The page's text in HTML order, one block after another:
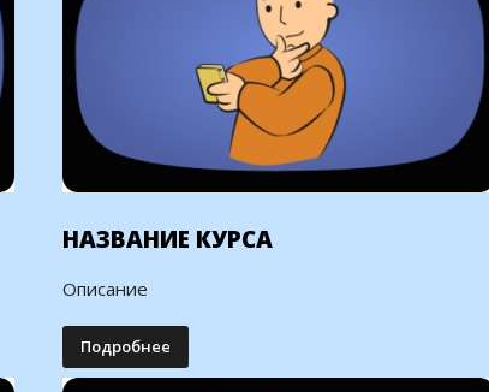
НАЗВАНИЕ КУРСА
Описание
Подробнее